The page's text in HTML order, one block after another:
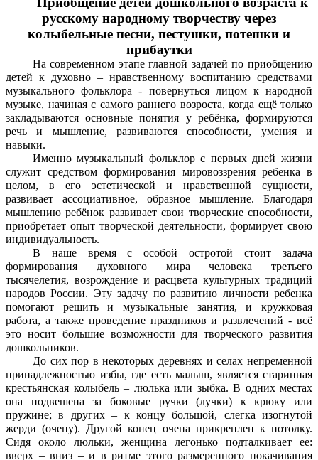
русскому народному творчеству через
колыбельные песни, пестушки, потешки и
прибаутки
На современном этапе главной задачей по приобщению
детей к духовно – нравственному воспитанию средствами
музыкального фольклора - повернуться лицом к народной
музыке, начиная с самого раннего возроста, когда ещё только
закладываются основные понятия у ребёнка, формируются
речь и мышление, развиваются способности, умения и
навыки.
Именно музыкальный фольклор с первых дней жизни
служит средством формирования мировоззрения ребенка в
целом, в его эстетической и нравственной сущности,
развивает ассоциативное, образное мышление. Благодаря
мышлению ребёнок развивает свои творческие способности,
приобретает опыт творческой деятельности, формирует свою
индивидуальность.
В наше время с особой остротой стоит задача
формирования духовного мира человека третьего
тысячелетия, возрождение и расцвета культурных традиций
народов России. Эту задачу по развитию личности ребенка
помогают решить и музыкальные занятия, и кружковая
работа, а также проведение праздников и развлечений - всё
это носит большие возможности для творческого развития
дошкольников.
До сих пор в некоторых деревнях и селах непременной
принадлежностью избы, где есть малыш, является старинная
крестьянская колыбель – люлька или зыбка. В одних местах
она подвешена за боковые ручки (лучки) к крюку или
пружине; в других – к концу большой, слегка изогнутой
жерди (очепу). Другой конец очепа прикреплен к потолку.
Сидя около люльки, женщина легонько подталкивает ее:
вверх – вниз – и в ритме этого размеренного покачивания